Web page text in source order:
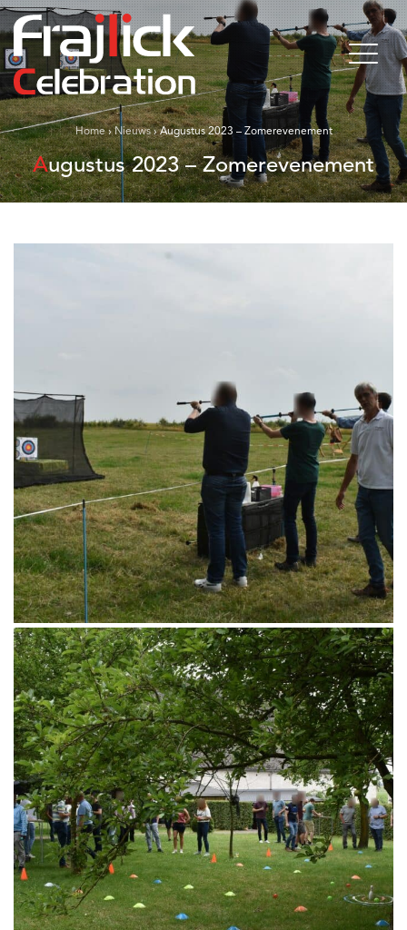
Home›Nieuws›Augustus 2023 – Zomerevenement
Augustus 2023 – Zomerevenement